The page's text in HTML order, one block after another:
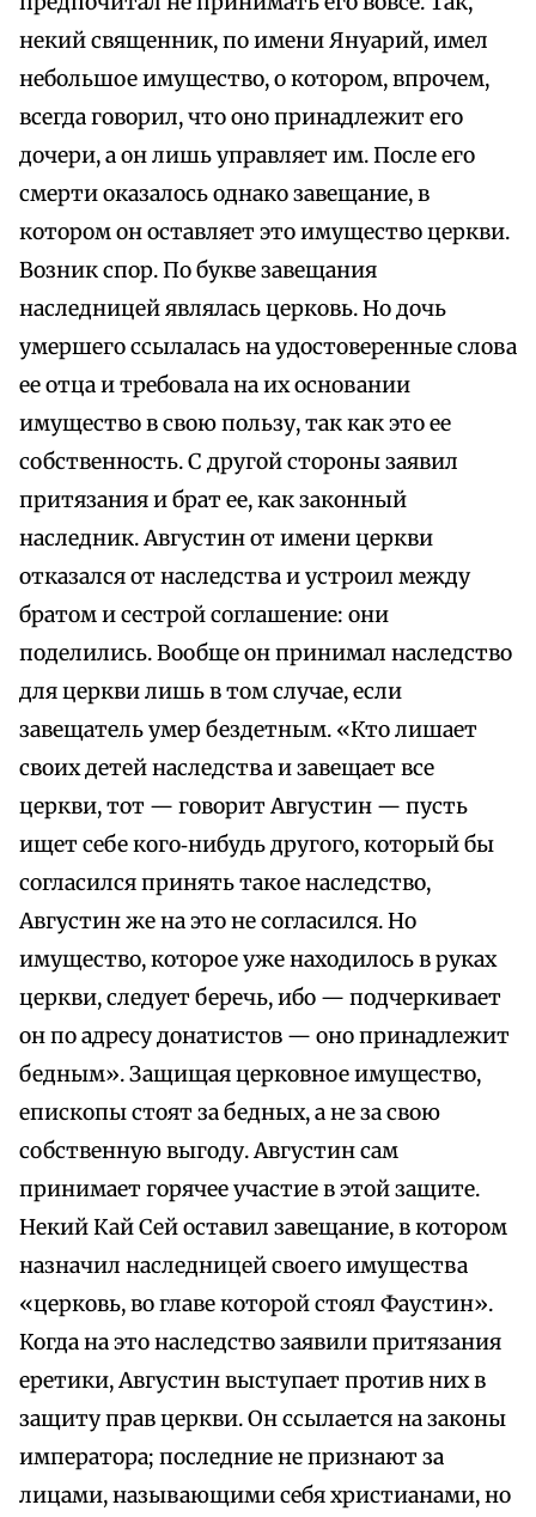
некий священник, по имени Януарий, имел
небольшое имущество, о котором, впрочем,
всегда говорил, что оно принадлежит его
дочери, а он лишь управляет им. После его
смерти оказалось однако завещание, в
котором он оставляет это имущество церкви.
Возник спор. По букве завещания
наследницей являлась церковь. Но дочь
умершего ссылалась на удостоверенные слова
ее отца и требовала на их основании
имущество в свою пользу, так как это ее
собственность. С другой стороны заявил
притязания и брат ее, как законный
наследник. Августин от имени церкви
отказался от наследства и устроил между
братом и сестрой соглашение: они
поделились. Вообще он принимал наследство
для церкви лишь в том случае, если
завещатель умер бездетным. «Кто лишает
своих детей наследства и завещает все
церкви, тот — говорит Августин — пусть
ищет себе кого‑нибудь другого, который бы
согласился принять такое наследство,
Августин же на это не согласился. Но
имущество, которое уже находилось в руках
церкви, следует беречь, ибо — подчеркивает
он по адресу донатистов — оно принадлежит
бедным». Защищая церковное имущество,
епископы стоят за бедных, а не за свою
собственную выгоду. Августин сам
принимает горячее участие в этой защите.
Некий Кай Сей оставил завещание, в котором
назначил наследницей своего имущества
«церковь, во главе которой стоял Фаустин».
Когда на это наследство заявили притязания
еретики, Августин выступает против них в
защиту прав церкви. Он ссылается на законы
императора; последние не признают за
лицами, называющими себя христианами, но